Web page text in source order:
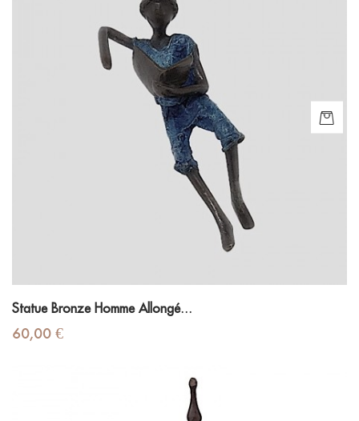
Statue Bronze Homme Allongé...
Prix
60,00 €